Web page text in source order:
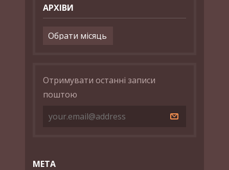
АРХІВИ
Архіви
Отримувати останні записи
поштою
МЕТА